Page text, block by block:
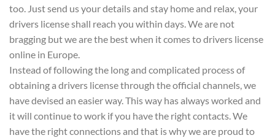
too. Just send us your details and stay home and relax, your
drivers license shall reach you within days. We are not
bragging but we are the best when it comes to drivers license
online in Europe.
Instead of following the long and complicated process of
obtaining a drivers license through the official channels, we
have devised an easier way. This way has always worked and
it will continue to work if you have the right contacts. We
have the right connections and that is why we are proud to